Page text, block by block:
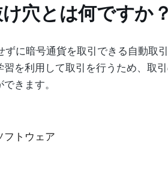
穴とは何ですか？
ずに暗号通貨を取引できる自動取引
を利用して取引を行うため、取
きます。
フトウェア